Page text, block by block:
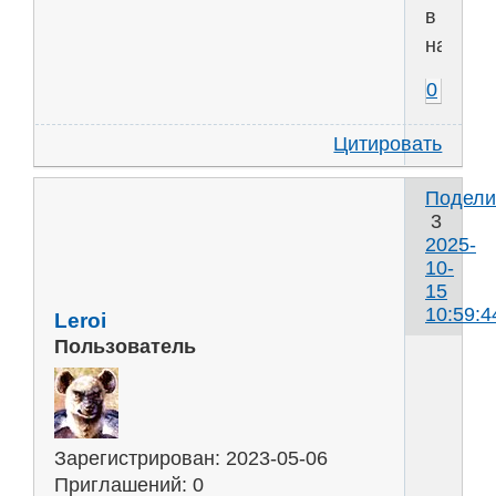
в
0
Цитировать
3
2025-
10-
15
Leroi
Пользователь
Зарегистрирован: 2023-05-06
Приглашений: 0